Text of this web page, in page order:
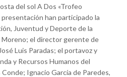
del sol A Dos «Trofeo
presentación han participado la
Juventud y Deporte de la
Moreno; el director gerente de
Luis Paradas; el portavoz y
y Recursos Humanos del
Ignacio García de Paredes,